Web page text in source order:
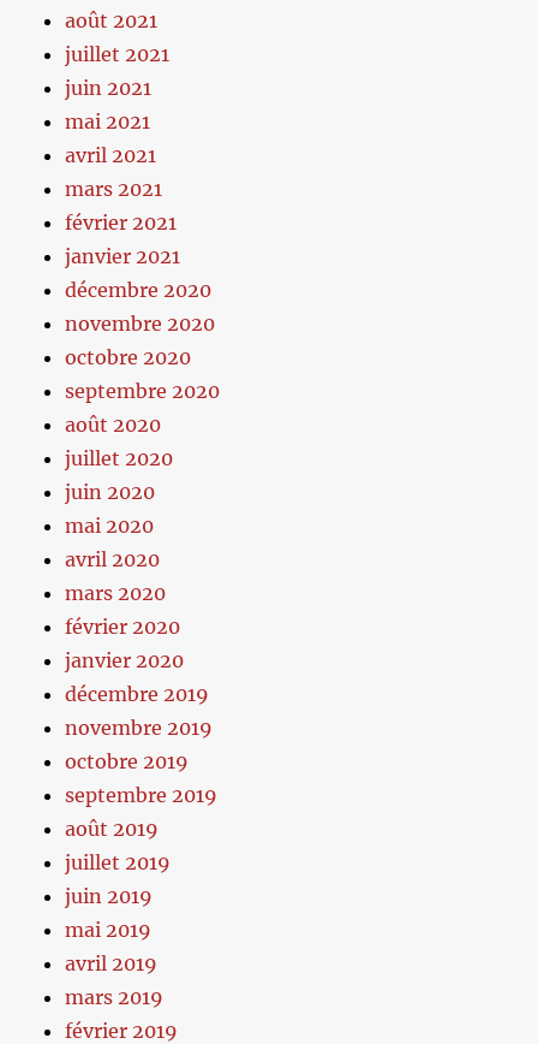
août 2021
juillet 2021
juin 2021
mai 2021
avril 2021
mars 2021
février 2021
janvier 2021
décembre 2020
novembre 2020
octobre 2020
septembre 2020
août 2020
juillet 2020
juin 2020
mai 2020
avril 2020
mars 2020
février 2020
janvier 2020
décembre 2019
novembre 2019
octobre 2019
septembre 2019
août 2019
juillet 2019
juin 2019
mai 2019
avril 2019
mars 2019
février 2019